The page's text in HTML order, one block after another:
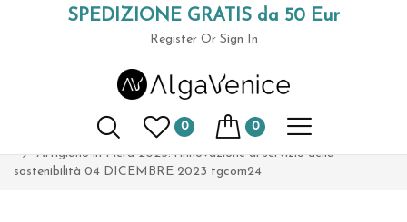
SPEDIZIONE GRATIS da 50 Eur
Register Or Sign In
(+39) 049 9789591
0 0
cultura bio
Artigiano in Fiera 2023: lʼinnovazione al servizio della
sostenibilità 04 DICEMBRE 2023 tgcom24